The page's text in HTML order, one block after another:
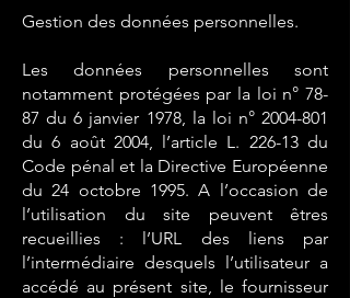
Gestion des données personnelles.
Les données personnelles sont
notamment protégées par la loi n° 78-
87 du 6 janvier 1978, la loi n° 2004-801
du 6 août 2004, l’article L. 226-13 du
Code pénal et la Directive Européenne
du 24 octobre 1995. A l’occasion de
l’utilisation du site peuvent êtres
recueillies : l’URL des liens par
l’intermédiaire desquels l’utilisateur a
accédé au présent site, le fournisseur